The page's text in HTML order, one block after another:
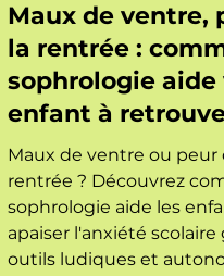
Maux de ventre,
la rentrée :
sophrologie aide
enfant à
sérénité
Maux de ventre ou peur
rentrée ? Découvrez
sophrologie aide les
apaiser l'anxiété scolaire
outils ludiques et